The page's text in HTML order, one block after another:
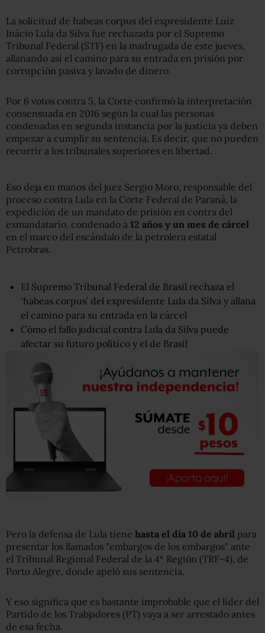
La solicitud de habeas corpus del expresidente Luiz
Inácio Lula da Silva fue rechazada por el Supremo
Tribunal Federal (STF) en la madrugada de este jueves,
allanando así el camino para su entrada en prisión por
corrupción pasiva y lavado de dinero.
Por 6 votos contra 5, la Corte confirmó la interpretación
consensuada en 2016 según la cual las personas
condenadas en segunda instancia por la justicia ya deben
empezar a cumplir su sentencia. Es decir, que no pueden
recurrir a los tribunales superiores en libertad.
Eso deja en manos del juez Sergio Moro, responsable del
proceso contra Lula en la Corte Federal de Paraná, la
expedición de un mandato de prisión en contra del
exmandatario, condenado a 12 años y un mes de cárcel
en el marco del escándalo de la petrolera estatal
Petrobras.
El Supremo Tribunal Federal de Brasil rechaza el
‘habeas corpus’ del expresidente Lula da Silva y allana
el camino para su entrada en la cárcel
Cómo el fallo judicial contra Lula da Silva puede
afectar su futuro político y el de Brasil
Pero la defensa de Lula tiene hasta el día 10 de abril para
presentar los llamados "embargos de los embargos" ante
el Tribunal Regional Federal de la 4ª Región (TRF-4), de
Porto Alegre, donde apeló sus sentencia.
Y eso significa que es bastante improbable que el líder del
Partido de los Trabjadores (PT) vaya a ser arrestado antes
de esa fecha.